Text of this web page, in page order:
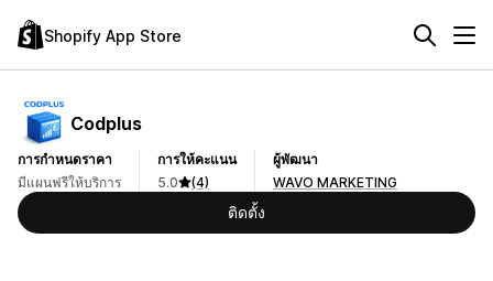
Shopify App Store
Codplus
การกำหนดราคา
มีแผนฟรีให้บริการ
การให้คะแนน
5.0
(4)
ผู้พัฒนา
WAVO MARKETING
ติดตั้ง